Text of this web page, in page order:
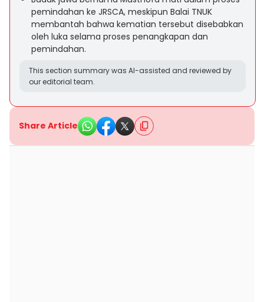
pemindahan ke JRSCA, meskipun Balai TNUK
membantah bahwa kematian tersebut disebabkan
oleh luka selama proses penangkapan dan
pemindahan.
This section summary was AI-assisted and reviewed by
our editorial team.
Share Article